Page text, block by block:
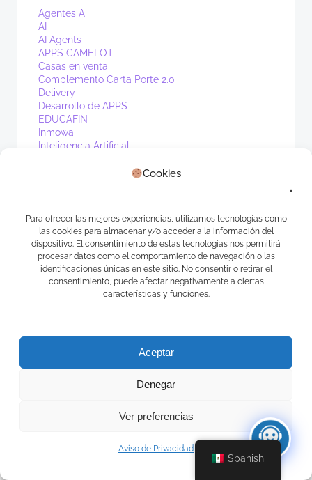
Cookies
Para ofrecer las mejores experiencias, utilizamos tecnologías como
las cookies para almacenar y/o acceder a la información del
dispositivo. El consentimiento de estas tecnologías nos permitirá
procesar datos como el comportamiento de navegación o las
identificaciones únicas en este sitio. No consentir o retirar el
consentimiento, puede afectar negativamente a ciertas
características y funciones.
Aceptar
Denegar
Ver preferencias
Aviso de Privacidad
Agentes Ai
AI
AI Agents
APPS CAMELOT
Casas en venta
Complemento Carta Porte 2.0
Delivery
Desarrollo de APPS
EDUCAFIN
Inmowa
Inteligencia Artificial
Mari Asistente Docente
Real Estate
Sin categoría
Waibot
WhatsApp
Feed de entradas
Spanish